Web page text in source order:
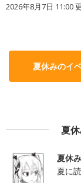
2026年8月7日 11:00
夏休みのイ
夏
夏休
夏に